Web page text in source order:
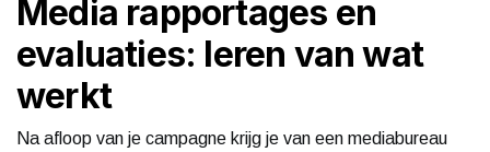
Media rapportages en
evaluaties: leren van wat
werkt
Na afloop van je campagne krijg je van een mediabureau